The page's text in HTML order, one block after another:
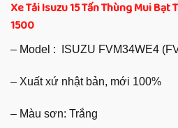
Xe Tải Isuzu 15 Tấn Thùng Mui Bạt
1500
– Model : ISUZU FVM34WE4
– Xuất xứ nhật bản, mới 100%
– Màu sơn: Trắng